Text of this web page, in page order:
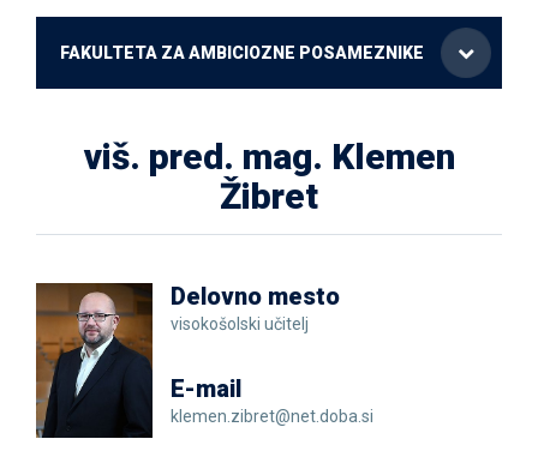
FAKULTETA ZA AMBICIOZNE POSAMEZNIKE
viš. pred. mag. Klemen
Žibret
Delovno mesto
visokošolski učitelj
E-mail
klemen.zibret@net.doba.si